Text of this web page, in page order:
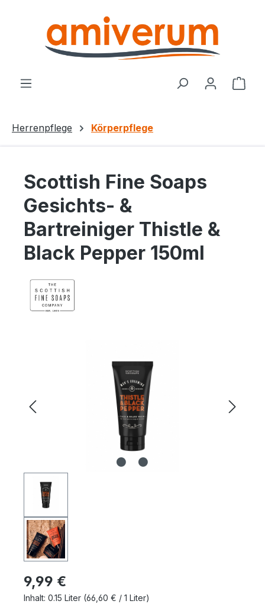
Zum Hauptinhalt springen
Herrenpflege Körperpflege
Scottish Fine Soaps
Gesichts- &
Bartreiniger Thistle &
Black Pepper 150ml
Regulärer Preis:
9,99 €
Inhalt: 0.15 Liter (66,60 € / 1 Liter)